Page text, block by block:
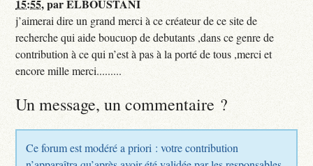
15:55,parELBOUSTANI
j’aimerai dire un grand merci à ce créateur de ce site de
recherche qui aide boucuop de debutants ,dans ce genre de
contribution à ce qui n’est à pas à la porté de tous ,merci et
encore mille merci.........
Un message, un commentaire ?
Ce forum est modéré a priori : votre contribution